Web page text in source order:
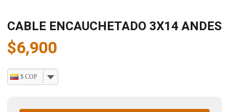
CABLE ENCAUCHETADO 3X14 ANDES
$6,900
$ COP